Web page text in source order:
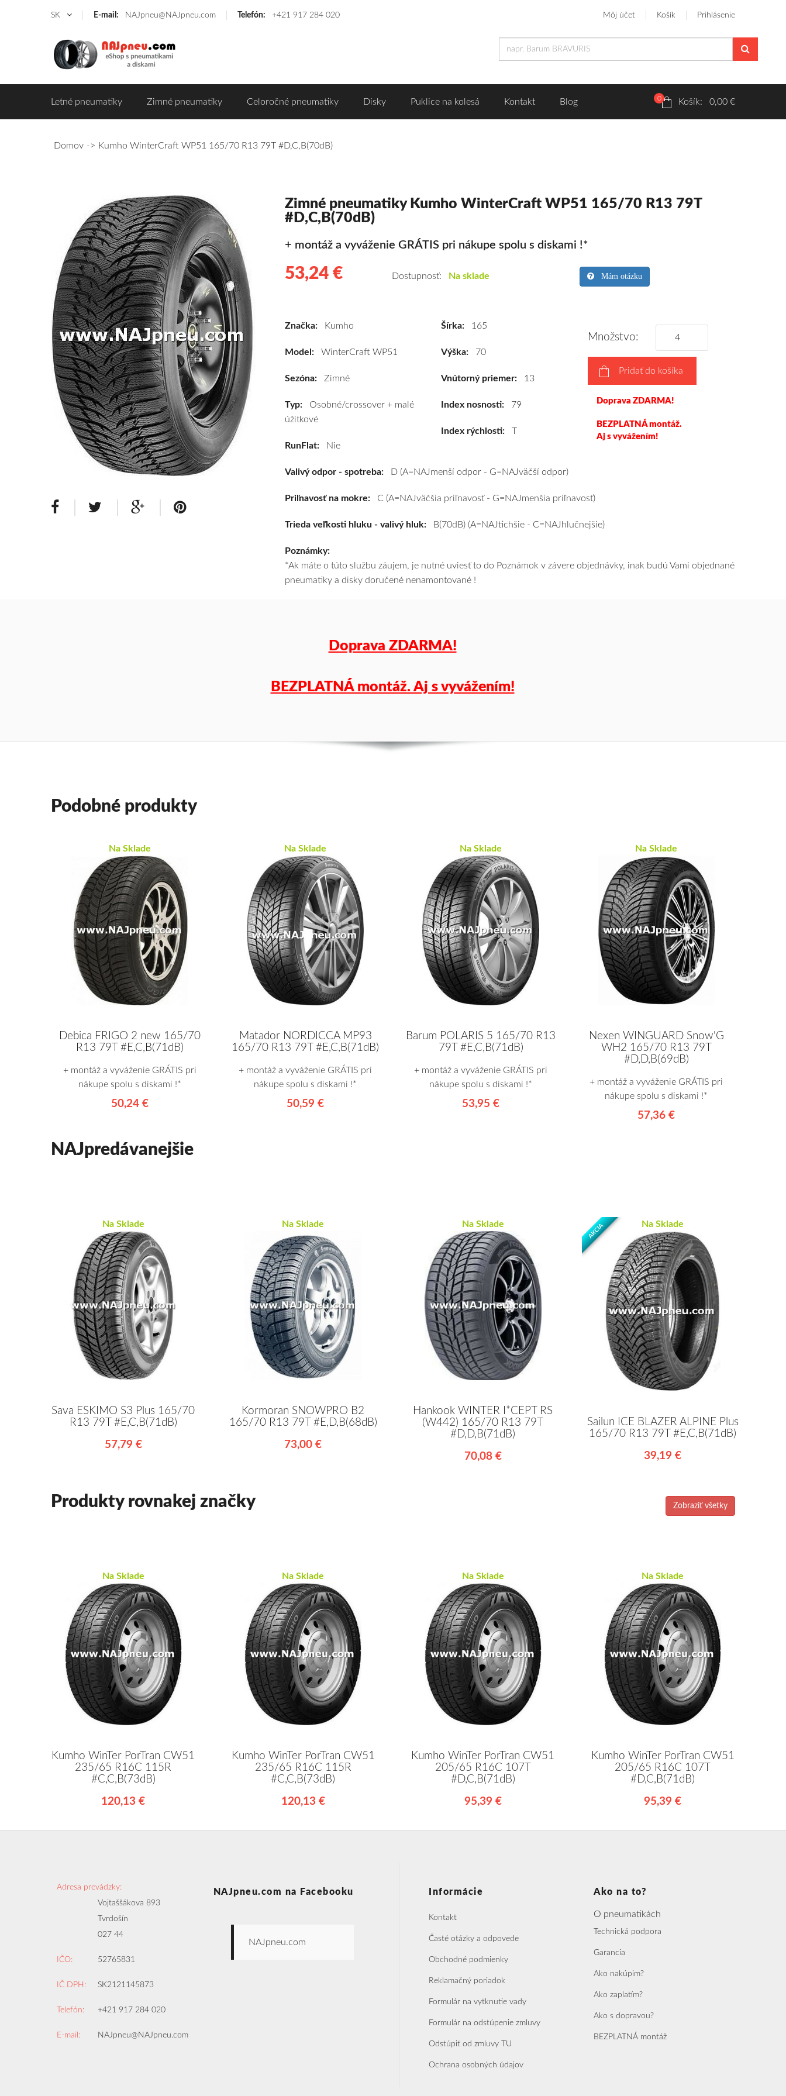
SK E-mail: NAJpneu@NAJpneu.com Telefón: +421 917 284 020 Môj účet Košík Prihlásenie
Letné pneumatiky Zimné pneumatiky Celoročné pneumatiky Disky Puklice na kolesá Kontakt Blog 0 Košík: 0,00 €
Domov Kumho WinterCraft WP51 165/70 R13 79T #D,C,B(70dB)
Zimné pneumatiky Kumho WinterCraft WP51 165/70 R13 79T
#D,C,B(70dB)
+ montáž a vyváženie GRÁTIS pri nákupe spolu s diskami !*
53,24 €
osobné
vozidlo
WinterCraft
165/70
za
a
vám
pneumatiky
vášho
a
Dostupnosť: Na sklade Mám otázku
Značka: Kumho
Model: WinterCraft WP51
Sezóna: Zimné
Typ: Osobné/crossover + malé
úžitkové
RunFlat: Nie
Šírka:165
Výška:70
Vnútorný priemer:13
Index nosnosti:79
Index rýchlosti:T
Množstvo:
Pridať do košíka
Doprava ZDARMA!
BEZPLATNÁ montáž.
Aj s vyvážením!
Valivý odpor - spotreba: D (A=NAJmenší odpor - G=NAJväčší odpor)
Priľnavosť na mokre: C (A=NAJväčšia priľnavosť - G=NAJmenšia priľnavosť)
Trieda veľkosti hluku - valivý hluk: B(70dB) (A=NAJtichšie - C=NAJhlučnejšie)
Poznámky:
*Ak máte o túto službu záujem, je nutné uviesť to do Poznámok v závere objednávky, inak budú Vami objednané
pneumatiky a disky doručené nenamontované !
Doprava ZDARMA!
BEZPLATNÁ montáž. Aj s vyvážením!
Podobné produkty
Na Sklade
Debica FRIGO 2 new 165/70
R13 79T #E,C,B(71dB)
+ montáž a vyváženie GRÁTIS pri
nákupe spolu s diskami !*
50,24 €
Na Sklade
Matador NORDICCA MP93
165/70 R13 79T #E,C,B(71dB)
+ montáž a vyváženie GRÁTIS pri
nákupe spolu s diskami !*
50,59 €
Na Sklade
Barum POLARIS 5 165/70 R13
79T #E,C,B(71dB)
+ montáž a vyváženie GRÁTIS pri
nákupe spolu s diskami !*
53,95 €
Na Sklade
Nexen WINGUARD Snow'G
WH2 165/70 R13 79T
#D,D,B(69dB)
+ montáž a vyváženie GRÁTIS pri
nákupe spolu s diskami !*
57,36 €
NAJpredávanejšie
Na Sklade
Sava ESKIMO S3 Plus 165/70
R13 79T #E,C,B(71dB)
57,79 €
Na Sklade
Kormoran SNOWPRO B2
165/70 R13 79T #E,D,B(68dB)
73,00 €
Na Sklade
Hankook WINTER I*CEPT RS
(W442) 165/70 R13 79T
#D,D,B(71dB)
70,08 €
AKCIA Na Sklade
Sailun ICE BLAZER ALPINE Plus
165/70 R13 79T #E,C,B(71dB)
39,19 €
Produkty rovnakej značky Zobraziť všetky
Na Sklade
Kumho WinTer PorTran CW51
235/65 R16C 115R
#C,C,B(73dB)
120,13 €
Na Sklade
Kumho WinTer PorTran CW51
235/65 R16C 115R
#C,C,B(73dB)
120,13 €
Na Sklade
Kumho WinTer PorTran CW51
205/65 R16C 107T
#D,C,B(71dB)
95,39 €
Na Sklade
Kumho WinTer PorTran CW51
205/65 R16C 107T
#D,C,B(71dB)
95,39 €
Adresa prevádzky:
Vojtaššákova 893
Tvrdošín
027 44
IČO: 52765831
IČ DPH: SK2121145873
Telefón: +421 917 284 020
E-mail: NAJpneu@NAJpneu.com
NAJpneu.com na Facebooku
NAJpneu.com
Informácie
Kontakt
Časté otázky a odpovede
Obchodné podmienky
Reklamačný poriadok
Formulár na vytknutie vady
Formulár na odstúpenie zmluvy
Odstúpiť od zmluvy TU
Ochrana osobných údajov
Ako na to?
O pneumatikách
Technická podpora
Garancia
Ako nakúpim?
Ako zaplatím?
Ako s dopravou?
BEZPLATNÁ montáž